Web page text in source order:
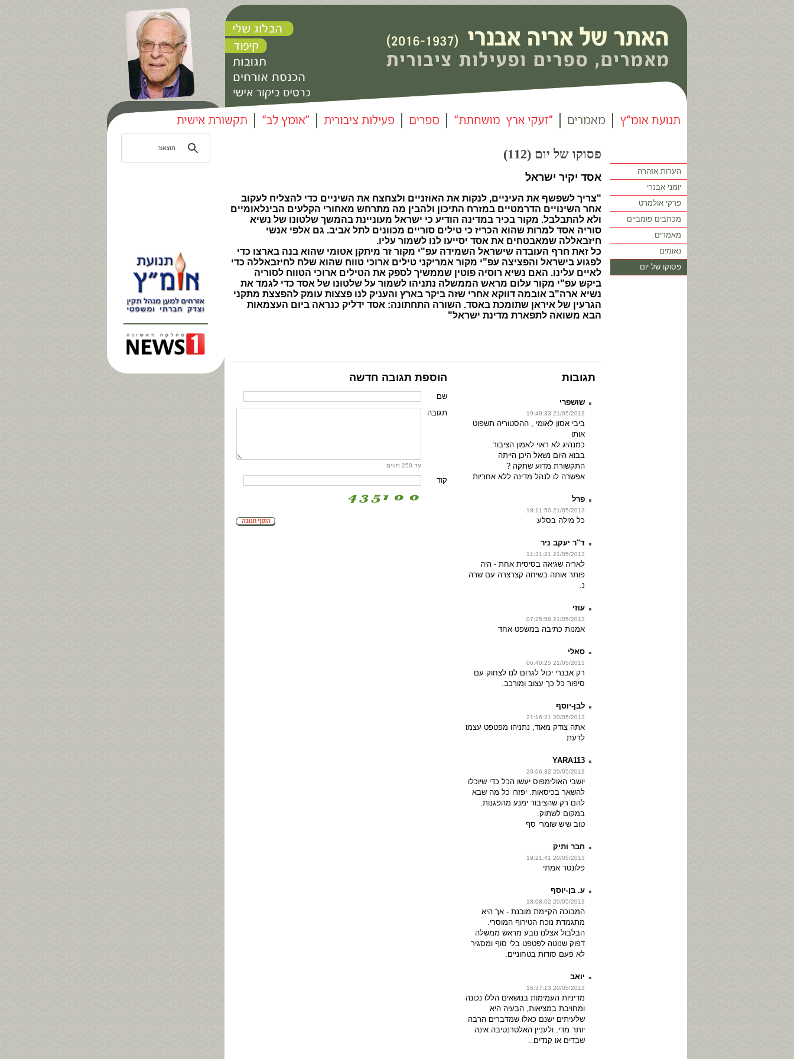
פסוקו של יום (112)
אסד יקיר ישראל
"צריך לשפשף את העיניים, לנקות את האוזניים ולצחצח את השיניים כדי להצליח לעקוב
אחר השינויים הדרמטיים במזרח התיכון ולהבין מה מתרחש מאחורי הקלעים הבינלאומיים
ולא להתבלבל. מקור בכיר במדינה הודיע כי ישראל מעוניינת בהמשך שלטונו של נשיא
סוריה אסד למרות שהוא הכריז כי טילים סוריים מכוונים לתל אביב. גם אלפי אנשי
חיזבאללה שמאבטחים את אסד יסייעו לנו לשמור עליו.
כל זאת חרף העובדה שישראל השמידה עפ"י מקור זר מיתקן אטומי שהוא בנה בארצו כדי
לפגוע בישראל והפציצה עפ"י מקור אמריקני טילים ארוכי טווח שהוא שלח לחיזבאללה כדי
לאיים עלינו. האם נשיא רוסיה פוטין שממשיך לספק את הטילים ארוכי הטווח לסוריה
ביקש עפ"י מקור עלום מראש הממשלה נתניהו לשמור על שלטונו של אסד כדי לגמד את
נשיא ארה"ב אובמה דווקא אחרי שזה ביקר בארץ והעניק לנו פצצות עומק להפצצת מתקני
הגרעין של איראן שתומכת באסד. השורה התחתונה: אסד ידליק כנראה ביום העצמאות
הבא משואה לתפארת מדינת ישראל"
הוספת תגובה חדשה
שם
עד 250 תווים
תגובה
קוד
תגובות
שושפרי
21/05/2013 19:49:33
ביבי אסון לאומי , ההסטוריה תשפוט
אותו
כמנהיג לא ראוי לאמון הציבור.
בבוא היום נשאל היכן הייתה
התקשורת מדוע שתקה ?
אפשרה לו לנהל מדינה ללא אחריות
פרל
21/05/2013 18:11:50
כל מילה בסלע
ד"ר יעקב ניר
21/05/2013 11:31:21
לאריה שגיאה בסיסית אחת - היה
פותר אותה בשיחה קצרצרה עם שרה
נ.
עוזי
21/05/2013 07:25:58
אמנות כתיבה במשפט אחד
סאלי
21/05/2013 06:40:25
רק אבנרי יכול לגרום לנו לצחוק עם
סיפור כל כך עצוב ומורכב.
לבן-יוסף
20/05/2013 21:16:21
אתה צודק מאוד, נתניהו מפטפט עצמו
לדעת
YARA113
20/05/2013 20:06:32
יושבי האולימפוס יעשו הכל כדי שיוכלו
להשאר בכיסאות. יפזרו כל מה שבא
להם רק שהציבור ימנע מהפגנות.
במקום לשתוק.
טוב שיש שומרי סף
חבר ותיק
20/05/2013 19:21:41
פלונטר אמתי
ע. בן-יוסף
20/05/2013 18:08:02
המבוכה הקיימת מובנת - אך היא
מתגמדת נוכח הטירוף המוסרי.
הבלבול אצלנו נובע מראש ממשלה
דפוק שנוטה לפטפט בלי סוף ומסגיר
לא פעם סודות בטחוניים.
יואב
20/05/2013 16:37:13
מדיניות העמימות בנושאים הללו נכונה
ומחויבת במציאות, הבעיה היא
שלעיתים ישנם כאלו שמדברים הרבה
יותר מדי. ולעניין האלטרנטיבה אינה
שבדים או קנדים..
הערות אזהרה
יומני אבנרי
פרקי אולמרט
מכתבים פומביים
מאמרים
נאומים
פסוקו של יום